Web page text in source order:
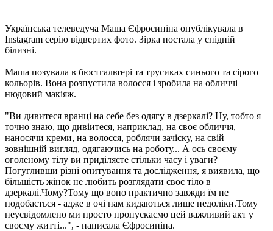
Українська телеведуча Маша Єфросиніна опублікувала в
Instagram серію відвертих фото. Зірка постала у спідній
білизні.
Маша позувала в бюстгальтері та трусиках синього та сірого
кольорів. Вона розпустила волосся і зробила на обличчі
нюдовий макіяж.
"Ви дивитеся вранці на себе без одягу в дзеркалі? Ну, тобто я
точно знаю, що дивіитеся, наприклад, на своє обличчя,
наносячи креми, на волосся, роблячи зачіску, на свій
зовнішній вигляд, одягаючись на роботу... А ось своєму
оголеному тілу ви приділяєте стільки часу і уваги?
Погугливши різні опитування та дослідження, я виявила, що
більшість жінок не любить розглядати своє тіло в
дзеркалі.Чому?Тому що воно практично завжди їм не
подобається - адже в очі нам кидаються лише недоліки.Тому
неусвідомлено ми просто пропускаємо цей важливий акт у
своєму житті...", - написала Єфросиніна.